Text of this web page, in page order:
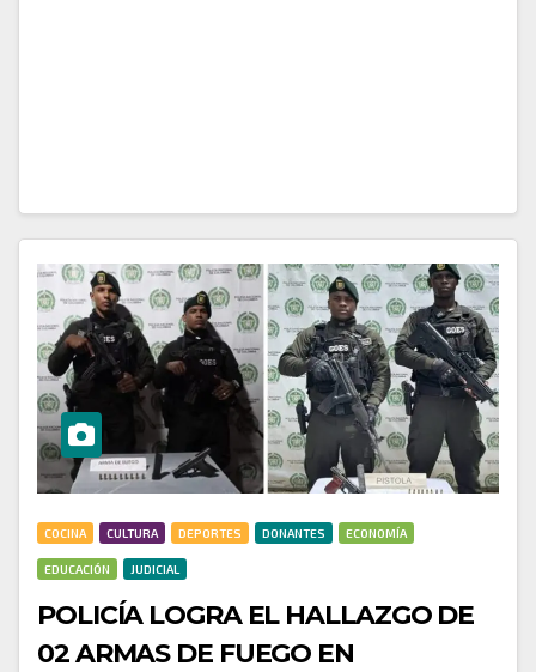
COCINA CULTURA DEPORTES DONANTES ECONOMÍA
EDUCACIÓN JUDICIAL
POLICÍA LOGRA EL HALLAZGO DE
02 ARMAS DE FUEGO EN